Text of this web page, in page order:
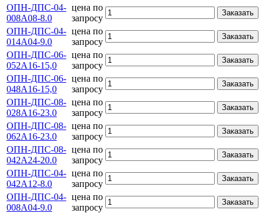
ОПН-ДПС-04-
008А08-8.0
цена по
запросу
Заказать
ОПН-ДПС-04-
014А04-9.0
цена по
запросу
Заказать
ОПН-ДПС-06-
052А16-15,0
цена по
запросу
Заказать
ОПН-ДПС-06-
048А16-15,0
цена по
запросу
Заказать
ОПН-ДПС-08-
028А16-23.0
цена по
запросу
Заказать
ОПН-ДПС-08-
062А16-23.0
цена по
запросу
Заказать
ОПН-ДПС-08-
042А24-20.0
цена по
запросу
Заказать
ОПН-ДПС-04-
042А12-8.0
цена по
запросу
Заказать
ОПН-ДПС-04-
008А04-9.0
цена по
запросу
Заказать